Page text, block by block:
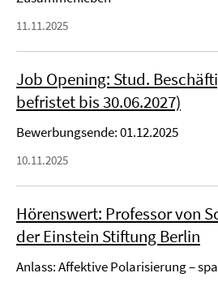
11.11.2025
Job Opening: Stud.
befristet bis 30.06.2027)
Bewerbungsende: 01.12.2025
10.11.2025
Hörenswert: Professor von
der Einstein Stiftung Berlin
Anlass: Affektive Polarisierung –